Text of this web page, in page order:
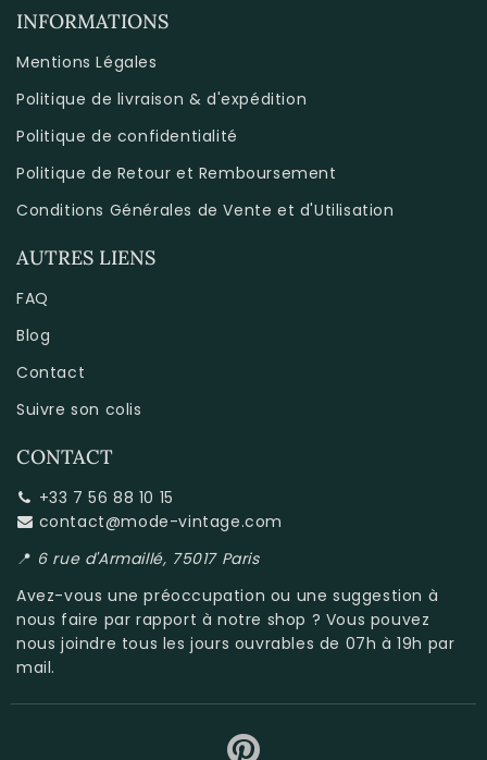
INFORMATIONS
Mentions Légales
Politique de livraison & d'expédition
Politique de confidentialité
Politique de Retour et Remboursement
Conditions Générales de Vente et d'Utilisation
AUTRES LIENS
FAQ
Blog
Contact
Suivre son colis
CONTACT
+33 7 56 88 10 15
contact@mode-vintage.com
📍 6 rue d'Armaillé, 75017 Paris
Avez-vous une préoccupation ou une suggestion à
nous faire par rapport ànotre shop ? Vous pouvez
nous joindre tous les jours ouvrables de 07h à 19h par
mail.